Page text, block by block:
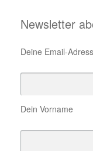
Newsletter
Deine Email-
Dein Vorname